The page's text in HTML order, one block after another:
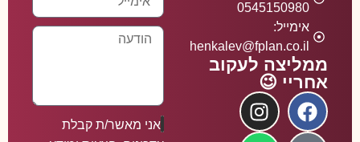
0545150980
אימייל:
henkalev@fplan.co.il
ממליצה לעקוב
אחריי 😉
אני מאשר/ת קבלת